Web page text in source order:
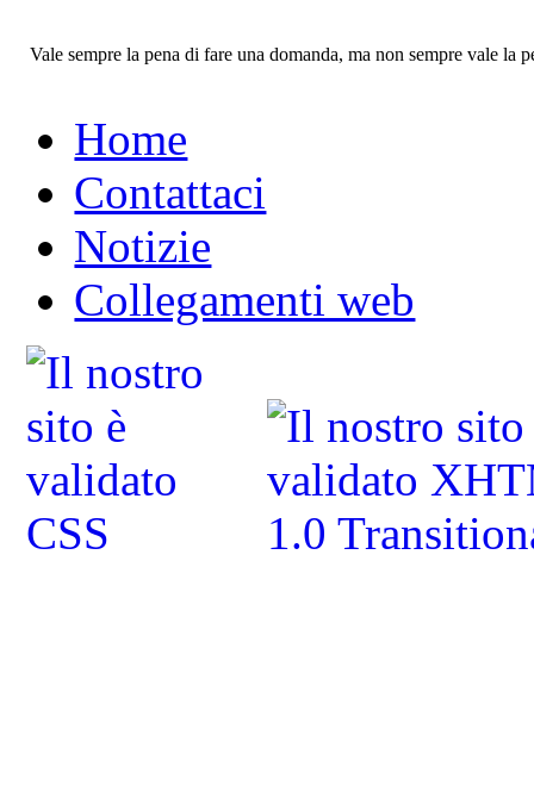
Vale sempre la pena di fare una domanda, ma non sempre vale la
Home
Contattaci
Notizie
Collegamenti web